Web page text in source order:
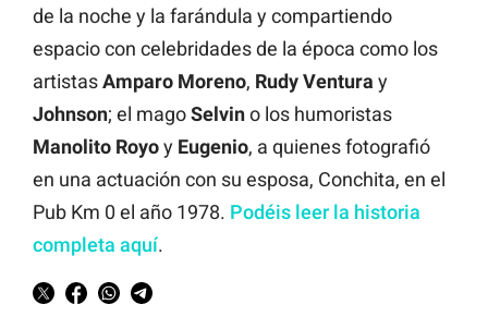
de la noche y la farándula y compartiendo
espacio con celebridades de la época como los
artistasAmparo Moreno, Rudy Ventura y
Johnson; el magoSelvino los humoristas
Manolito Royoy Eugenio, a quienes fotografió
en una actuación con su esposa, Conchita, en el
Pub Km 0 el año 1978. Podéis leer la historia
completa aquí.